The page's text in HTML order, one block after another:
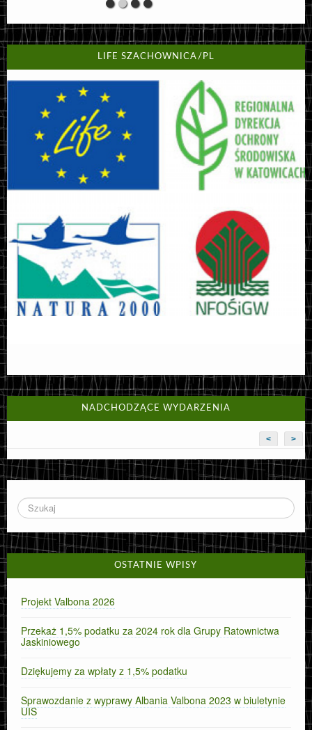
LIFE SZACHOWNICA/PL
NADCHODZĄCE WYDARZENIA
< >
OSTATNIE WPISY
Projekt Valbona 2026
Przekaż 1,5% podatku za 2024 rok dla Grupy Ratownictwa
Jaskiniowego
Dziękujemy za wpłaty z 1,5% podatku
Sprawozdanie z wyprawy Albania Valbona 2023 w biuletynie
UIS